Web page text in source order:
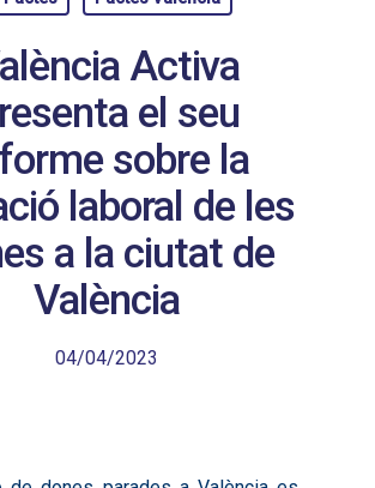
Activa
el seu
sobre la
laboral de les
a la ciutat de
València
04/04/2023